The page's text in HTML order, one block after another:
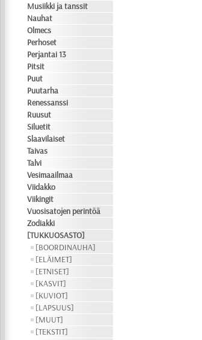
Musiikki ja tanssit
Nauhat
Olmecs
Perhoset
Perjantai 13
Pitsit
Puut
Puutarha
Renessanssi
Ruusut
Siluetit
Slaavilaiset
Taivas
Talvi
Vesimaailmaa
Viidakko
Viikingit
Vuosisatojen perintöä
Zodiakki
[TUKKUOSASTO]
[BOORDINAUHA]
[ELÄIMET]
[ETNISET]
[KASVIT]
[KUVIOT]
[LAPSUUS]
[MUUT]
[TEKSTIT]